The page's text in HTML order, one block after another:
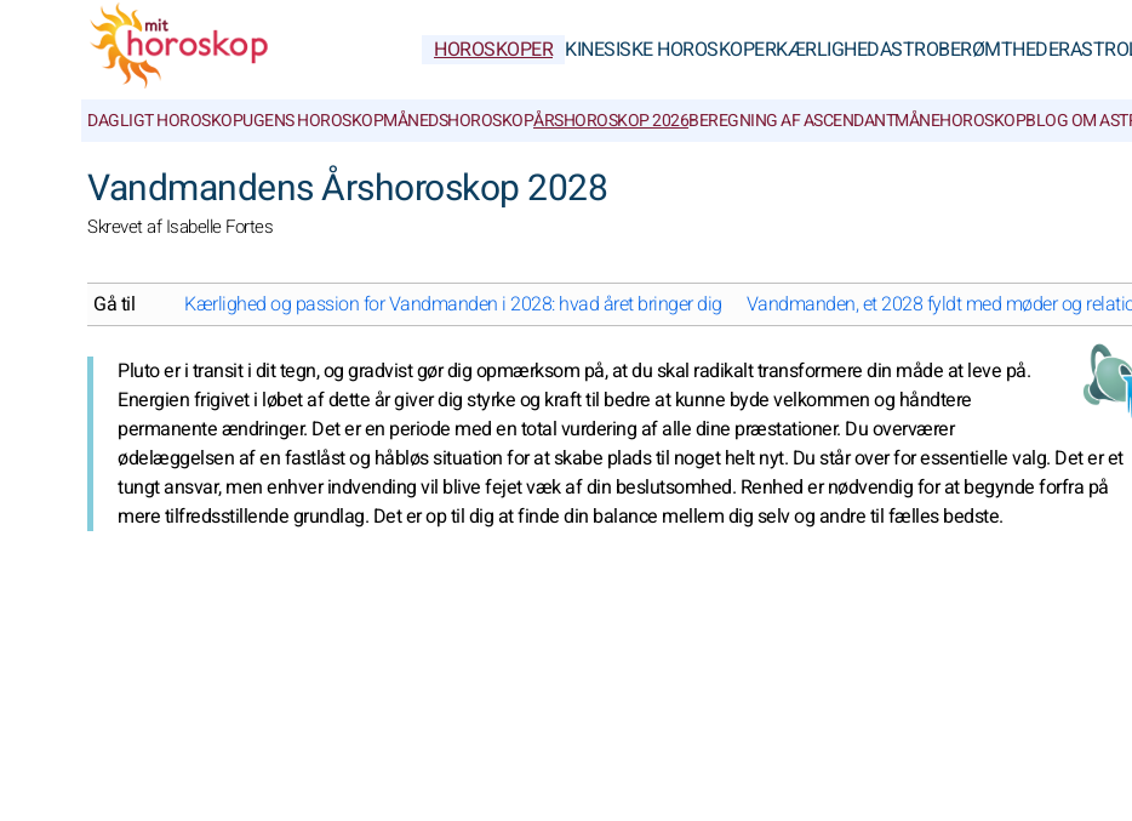
HOROSKOPER KINESISKE HOROSKOPERKÆRLIGHEDASTROBERØMTHEDER
DAGLIGT HOROSKOPUGENS HOROSKOPMÅNEDSHOROSKOPÅRSHOROSKOP 2026BEREGNING AF ASCENDANTMÅNEHOROSKOPBLOG OM
Vandmandens Årshoroskop 2028
Skrevet af Isabelle Fortes
Gå til Kærlighed og passion for Vandmanden i 2028: hvad året bringer dig Vandmanden, et 2028 fyldt med møder og
Pluto er i transit i dit tegn, og gradvist gør dig opmærksom på, at du skal radikalt transformere din måde at leve på.
Energien frigivet i løbet af dette år giver dig styrke og kraft til bedre at kunne byde velkommen og håndtere
permanente ændringer. Det er en periode med en total vurdering af alle dine præstationer. Du overværer
ødelæggelsen af en fastlåst og håbløs situation for at skabe plads til noget helt nyt. Du står over for essentielle valg. Det er et
tungt ansvar, men enhver indvending vil blive fejet væk af din beslutsomhed. Renhed er nødvendig for at begynde forfra på
mere tilfredsstillende grundlag. Det er op til dig at finde din balance mellem dig selv og andre til fælles bedste.